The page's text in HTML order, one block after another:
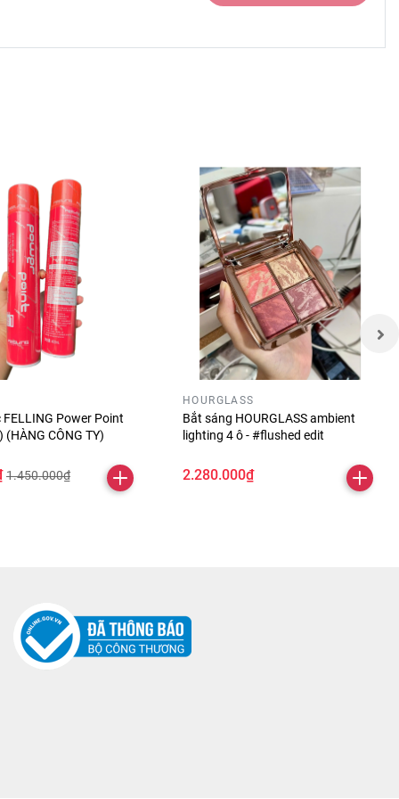
FELLING Power Point
CÔNG TY)
1.450.000₫
HOURGLASS
Bắt sáng HOURGLASS ambient
lighting 4 ô - #flushed edit
2.280.000₫